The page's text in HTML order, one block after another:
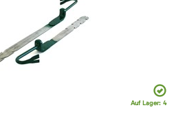
Auf Lager: 4